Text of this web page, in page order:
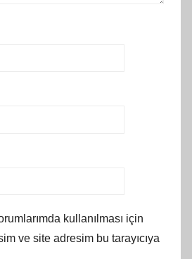
kullanılması için
ve site adresim bu tarayıcıya